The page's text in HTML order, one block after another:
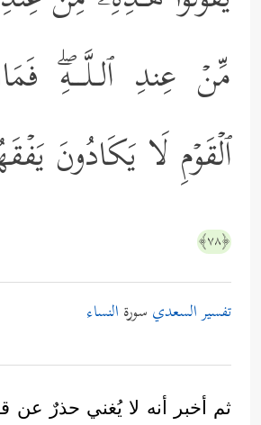
مِّنۡ عِندِ ٱلـلَّــهِۖ
ٱلۡقَوۡمِ لَا یَكَادُونَ
﴿٧٨﴾
تفسير السعدي سورة النساء
ثم أخبر أنه لا يُغني حذرٌ عن